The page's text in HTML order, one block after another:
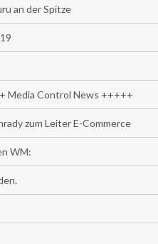
an der Spitze
Media Control News +++++
zum Leiter E-Commerce
WM: